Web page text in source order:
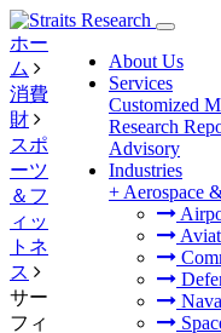
About Us
Services
Customized
Research
Advisory
Industries
+ Aerospace
ホー
ム
消費
財
スポ
ーツ
＆フ
ィッ
トネ
ス
サー
フィ